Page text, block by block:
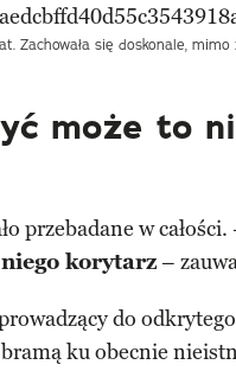
Zachowała się doskonale,
może to
przebadane w całości.
korytarz–
do
ku obecnie